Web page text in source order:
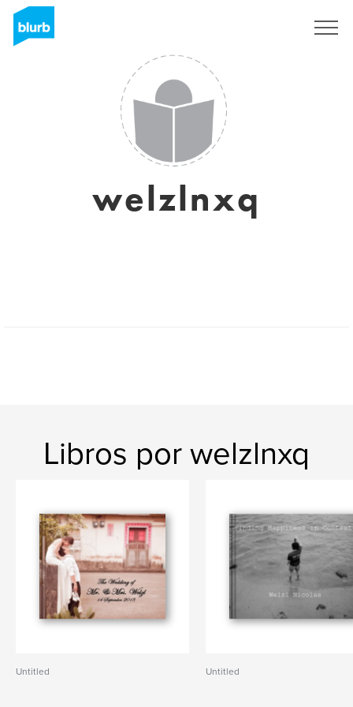
welzlnxq
Libros por welzlnxq
Untitled Untitled